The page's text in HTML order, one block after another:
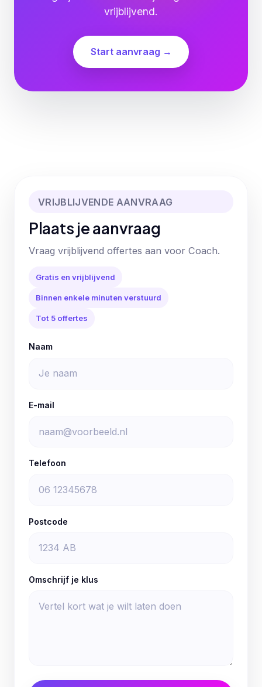
vrijblijvend.
Start aanvraag →
VRIJBLIJVENDE AANVRAAG
Plaats je aanvraag
Vraag vrijblijvend offertes aan voor Coach.
Gratis en vrijblijvend
Binnen enkele minuten verstuurd
Tot 5 offertes
Naam
E-mail
Telefoon
Postcode
Omschrijf je klus